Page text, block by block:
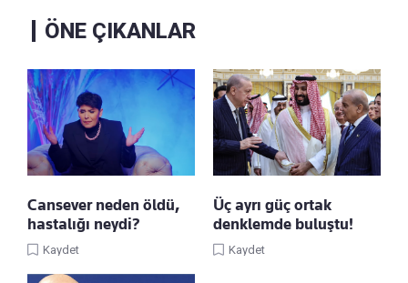
ÖNE ÇIKANLAR
Cansever neden öldü,
hastalığı neydi?
Kaydet
Üç ayrı güç ortak
denklemde buluştu!
Kaydet